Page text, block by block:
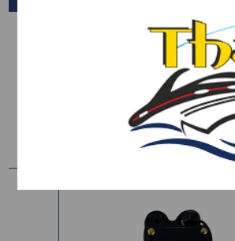
Μεσα Πρόσδεσης
ΕΡΓΑΤΕΣ ΑΓΚΥΡΑΣ -
ΠΑΡΕΛΚΟΜΕΝΑ ΕΞΑΡΤΗΜΑΤΑ
Ταξινόμηση ανά